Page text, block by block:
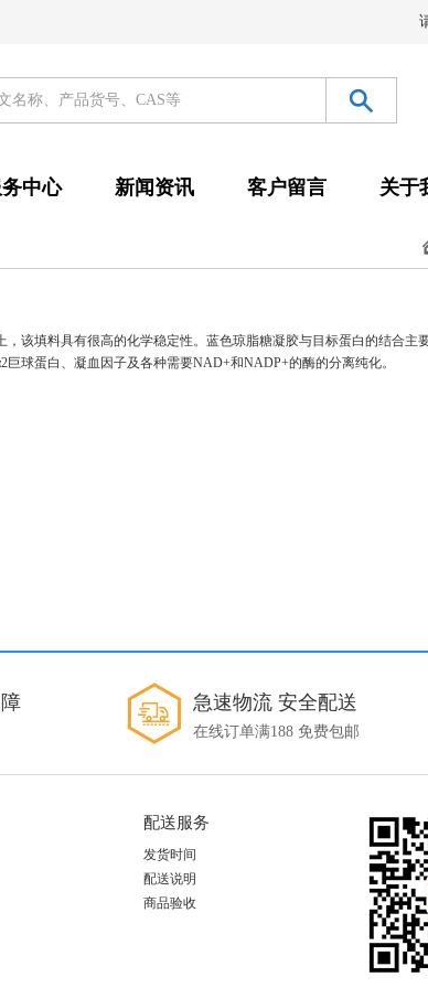
中心 新闻资讯 客户留言 关于
该填料具有很高的化学稳定性。蓝色琼脂糖凝胶与目标蛋白的结合
球蛋白、凝血因子及各种需要NAD+和NADP+的酶的分离纯化。
急速物流 安全配送
在线订单满188 免费包邮
配送服务
发货时间
配送说明
商品验收